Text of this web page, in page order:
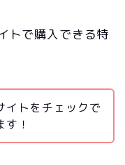
トで購入できる特
イトをチェックで
！